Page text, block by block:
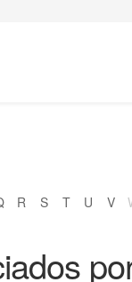
R S T U V